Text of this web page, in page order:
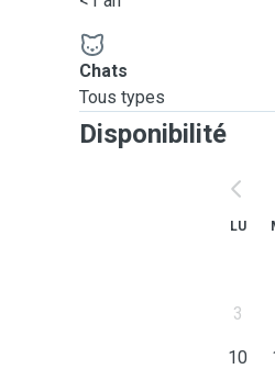
Chats
Tous types
Disponibilité
LU
3
10